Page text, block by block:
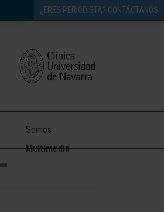
¿ERES PERIODISTA? CONTÁCTANOS
Somos
Multimedia